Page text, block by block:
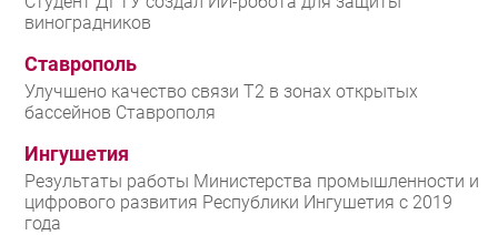
виноградников
Ставрополь
Улучшено качество связи T2 в зонах открытых
бассейнов Ставрополя
Ингушетия
Результаты работы Министерства промышленности и
цифрового развития Республики Ингушетия с 2019
года